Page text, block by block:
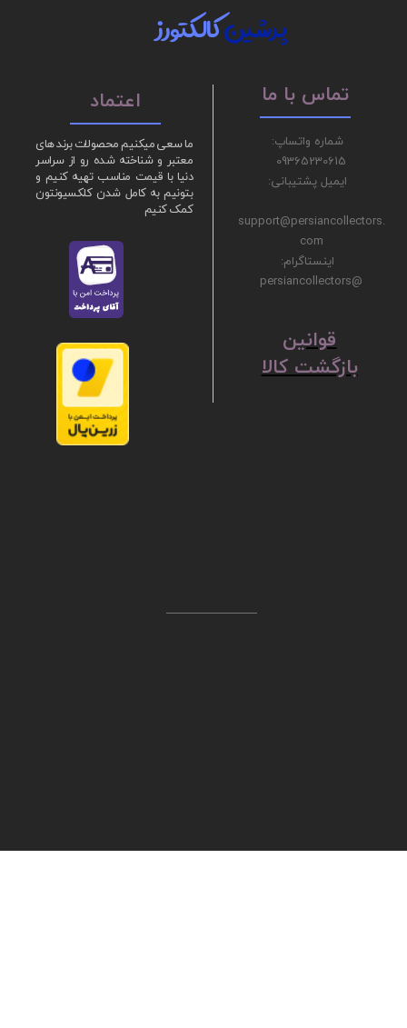
ما سعی میکنیم محصولات برند های
معتبر و شناخته شده رو از سراسر
دنیا با قیمت مناسب تهیه کنیم و
بتونیم به کامل شدن کلکسیونتون
کمک کنیم
پرشینکالکتورز
شماره واتساپ:
09365230615
ایمیل پشتیبانی:
support@persiancollectors.
com
اینستاگرام:
@persiancollectors
تماس با ما اعتماد
ق​​​​​​​وانین
بازگشت کالا